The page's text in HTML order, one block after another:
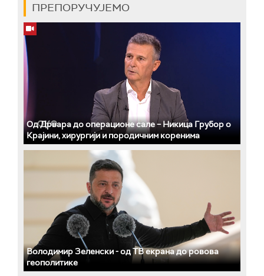
ПРЕПОРУЧУЈЕМО
Од Дрвара до операционе сале – Никица Грубор о
Крајини, хирургији и породичним коренима
Володимир Зеленски - од ТВ екрана до ровова
геополитике